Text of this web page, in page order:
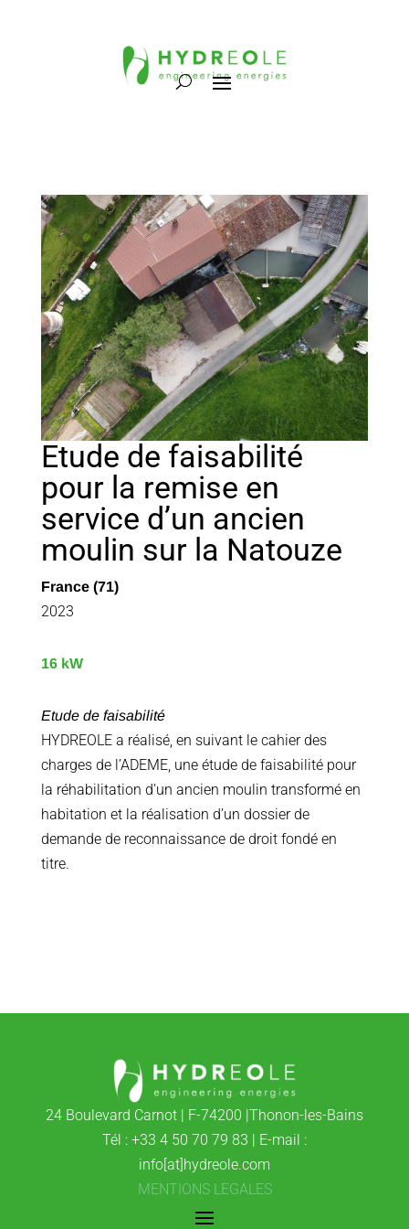
Etude de faisabilité
pour la remise en
service d’un ancien
moulin sur la Natouze
France (71)
2023
16 kW
Etude de faisabilité
HYDREOLE a réalisé, en suivant le cahier des
charges de l’ADEME, une étude de faisabilité pour
la réhabilitation d’un ancien moulin transformé en
habitation et la réalisation d’un dossier de
demande de reconnaissance de droit fondé en
titre.
24 Boulevard Carnot | F-74200 |Thonon-les-Bains
Tél : +33 4 50 70 79 83 | E-mail :
info[at]hydreole.com
MENTIONS LEGALES